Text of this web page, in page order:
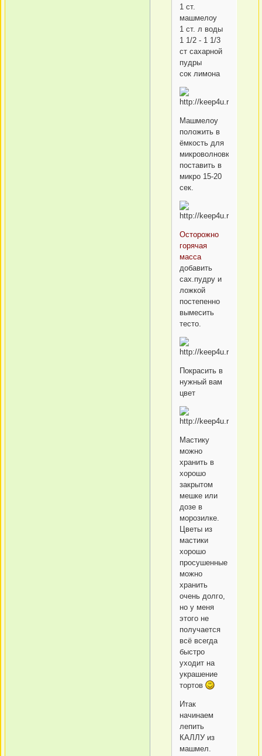
1 ст.
машмелоу
1 ст. л воды
1 1/2 - 1 1/3
ст сахарной
пудры
сок лимона
Машмелоу
положить в
ёмкость для
микроволновки,
поставить в
микро 15-20
сек.
Осторожно
горячая
масса
добавить
сах.пудру и
ложкой
постепенно
вымесить
тесто.
Покрасить в
нужный вам
цвет
Мастику
можно
хранить в
хорошо
закрытом
мешке или
дозе в
морозилке.
Цветы из
мастики
хорошо
просушенные
можно
хранить
очень долго,
но у меня
этого не
получается
всё всегда
быстро
уходит на
украшение
тортов
Итак
начинаем
лепить
КАЛЛУ из
машмел.